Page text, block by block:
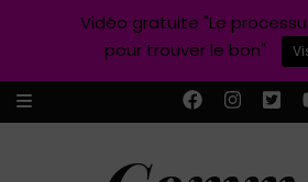
Vidéo gratuite "Le
pour trouver le bon"